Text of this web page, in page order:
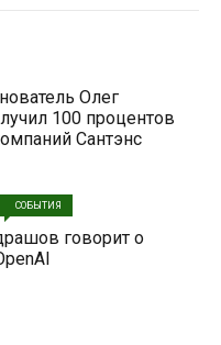
Олег
100 процентов
Сантэнс
СОБЫТИЯ
говорит о